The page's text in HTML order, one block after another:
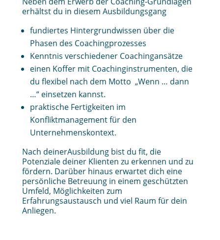
erhältst du in diesem Ausbildungsgang
fundiertes Hintergrundwissen über die
Phasen des Coachingprozesses
Kenntnis verschiedener Coachingansätze
einen Koffer mit Coachinginstrumenten, die
du flexibel nach dem Motto „Wenn … dann
…“ einsetzen kannst.
praktische Fertigkeiten im
Konfliktmanagement für den
Unternehmenskontext.
Nach deinerAusbildung bist du fit, die
Potenziale deiner Klienten zu erkennen und zu
fördern. Darüber hinaus erwartet dich eine
persönliche Betreuung in einem geschützten
Umfeld, Möglichkeiten zum
Erfahrungsaustausch und viel Raum für dein
Anliegen.